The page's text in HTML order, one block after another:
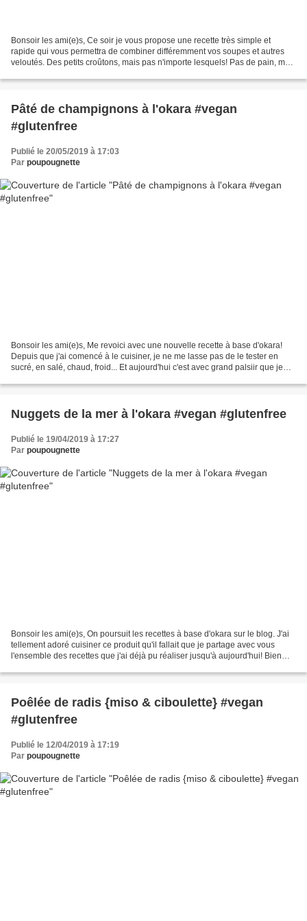
Bonsoir les ami(e)s, Ce soir je vous propose une recette très simple et
rapide qui vous permettra de combiner différemment vos soupes et autres
veloutés. Des petits croûtons, mais pas n'importe lesquels! Pas de pain, mais
Pâté de champignons à l'okara #vegan
#glutenfree
Publié le 20/05/2019 à 17:03
Par poupougnette
Bonsoir les ami(e)s, Me revoici avec une nouvelle recette à base d'okara!
Depuis que j'ai comencé à le cuisiner, je ne me lasse pas de le tester en
sucré, en salé, chaud, froid... Et aujourd'hui c'est avec grand palsiir que je
Nuggets de la mer à l'okara #vegan #glutenfree
Publié le 19/04/2019 à 17:27
Par poupougnette
Bonsoir les ami(e)s, On poursuit les recettes à base d'okara sur le blog. J'ai
tellement adoré cuisiner ce produit qu'il fallait que je partage avec vous
l'ensemble des recettes que j'ai déjà pu réaliser jusqu'à aujourd'hui! Bien
Poêlée de radis {miso & ciboulette} #vegan
#glutenfree
Publié le 12/04/2019 à 17:19
Par poupougnette